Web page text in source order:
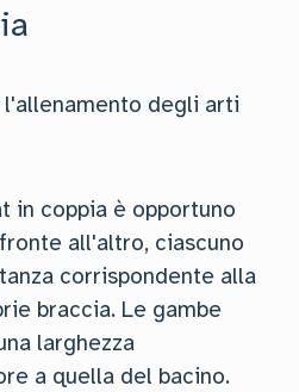
degli arti
in coppia è opportuno
all'altro, ciascuno
corrispondente alla
braccia. Le gambe
larghezza
a quella del bacino.